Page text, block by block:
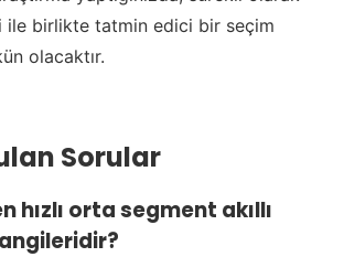
ile birlikte tatmin edici bir seçim
olacaktır.
Sorular
hızlı orta segment akıllı